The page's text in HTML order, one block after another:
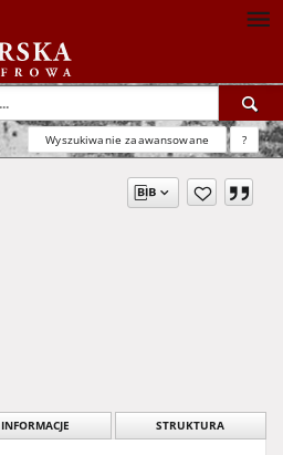
Wyszukiwanie zaawansowane ?
INFORMACJE STRUKTURA